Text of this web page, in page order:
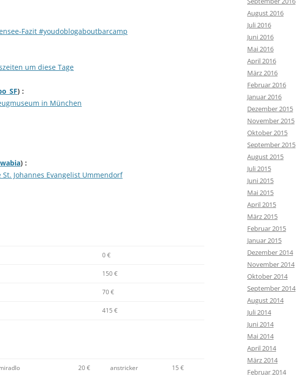
Fazit #youdoblogaboutbarcamp
um diese Tage
) :
in München
) :
Johannes Evangelist Ummendorf
0 €
150 €
70 €
415 €
20 € anstricker 15 €
August 2016
Juli 2016
Juni 2016
Mai 2016
April 2016
März 2016
Februar 2016
Januar 2016
Dezember 2015
November 2015
Oktober 2015
September 2015
August 2015
Juli 2015
Juni 2015
Mai 2015
April 2015
März 2015
Februar 2015
Januar 2015
Dezember 2014
November 2014
Oktober 2014
September 2014
August 2014
Juli 2014
Juni 2014
Mai 2014
April 2014
März 2014
Februar 2014